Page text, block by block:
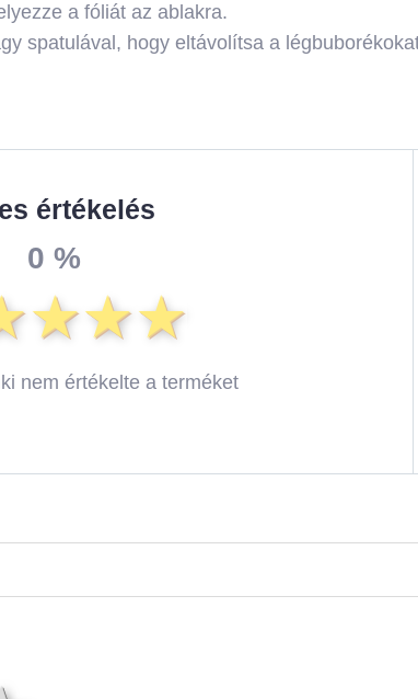
a fóliát az ablakra.
spatulával, hogy eltávolítsa a
értékelés
0 %
nem értékelte a terméket